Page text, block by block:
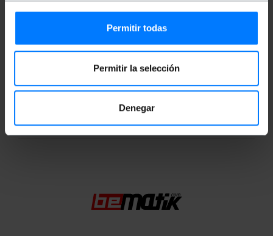
Permitir todas
Permitir la selección
Denegar
Dokumentacja
Karta produktu 1
Klasyfikacja